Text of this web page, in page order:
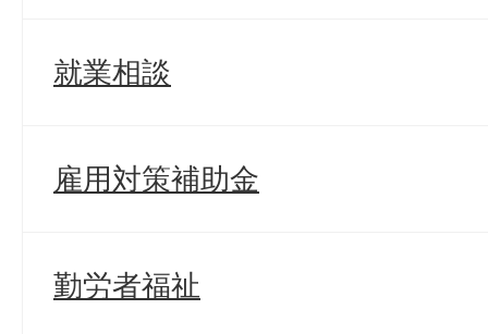
就業相談
雇用対策補助金
勤労者福祉